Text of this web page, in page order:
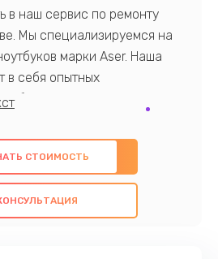
в наш сервис по ремонту
Мы специализируемся на
марки Aser. Наша
в себя опытных
обширными знаниями и
и качественный ремонт с
компонентов, а
качество всех
Наша цель - предоставить
СТОИМОСТЬ